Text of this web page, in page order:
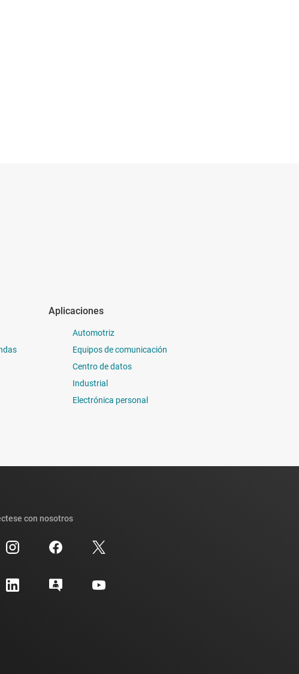
Aplicaciones
Automotriz
Equipos de comunicación
Centro de datos
Industrial
Electrónica personal
con nosotros